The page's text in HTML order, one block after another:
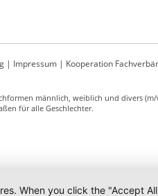
| Impressum| Kooperation
männlich, weiblich und divers
für alle Geschlechter.
When you click the "Accept